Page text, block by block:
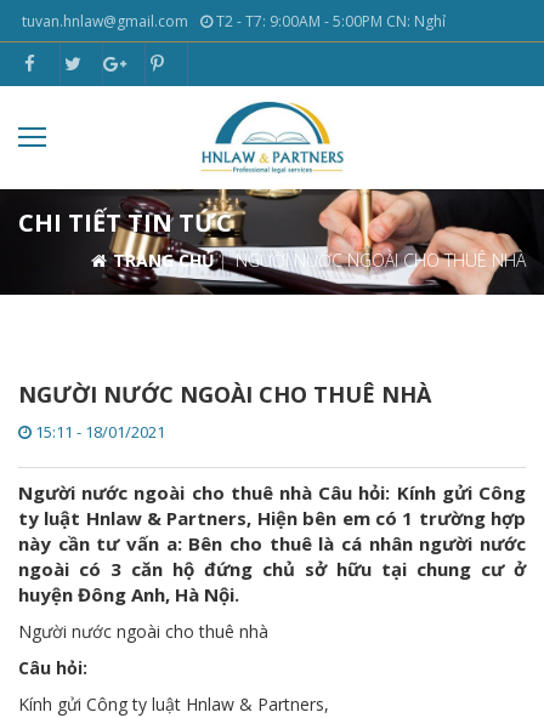
tuvan.hnlaw@gmail.com T2 - T7: 9:00AM - 5:00PM CN: Nghỉ
CHI TIẾT TIN TỨC
TRANG CHỦ NGƯỜI NƯỚC NGOÀI CHO THUÊ NHÀ
NGƯỜI NƯỚC NGOÀI CHO THUÊ NHÀ
15:11 - 18/01/2021
Người nước ngoài cho thuê nhà Câu hỏi: Kính gửi Công
ty luật Hnlaw & Partners, Hiện bên em có 1 trường hợp
này cần tư vấn a: Bên cho thuê là cá nhân người nước
ngoài có 3 căn hộ đứng chủ sở hữu tại chung cư ở
huyện Đông Anh, Hà Nội.
Người nước ngoài cho thuê nhà
Câu hỏi:
Kính gửi Công ty luật Hnlaw & Partners,